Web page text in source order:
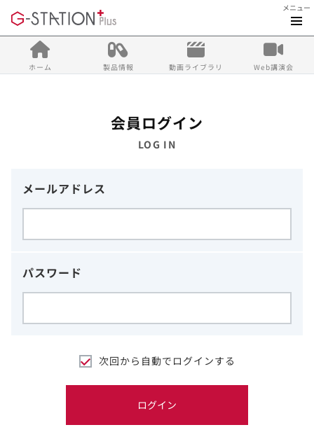
メニュー
ホーム 製品情報 動画ライブラリ Web講演会
会員ログイン
LOG IN
メールアドレス
パスワード
次回から自動でログインする
ログイン